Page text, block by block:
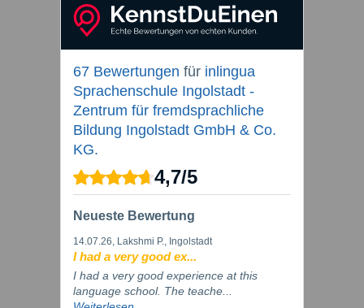
67 Bewertungen für inlingua
Sprachenschule Ingolstadt -
Zentrum für fremdsprachliche
Bildung Ingolstadt GmbH & Co.
KG.
4,7/5
Neueste Bewertung
14.07.26, Lakshmi P., Ingolstadt
I had a very good ex...
I had a very good experience at this
language school. The teache...